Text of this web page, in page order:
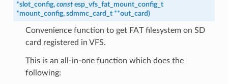
*slot_config, const esp_vfs_fat_mount_config_t
*mount_config, sdmmc_card_t **out_card)
Convenience function to get FAT filesystem on SD
card registered in VFS.
This is an all-in-one function which does the
following: